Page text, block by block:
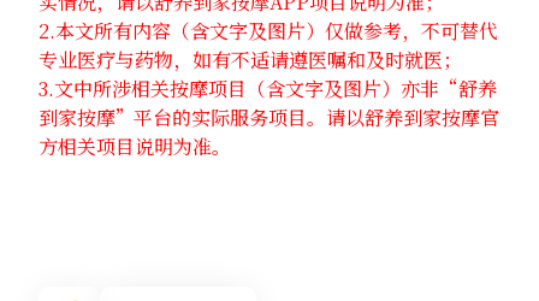
2.本文所有内容（含文字及图片）仅做参考，不可替代
专业医疗与药物，如有不适请遵医嘱和及时就医；
3.文中所涉相关按摩项目（含文字及图片）亦非“舒养
到家按摩”平台的实际服务项目。请以舒养到家按摩官
方相关项目说明为准。